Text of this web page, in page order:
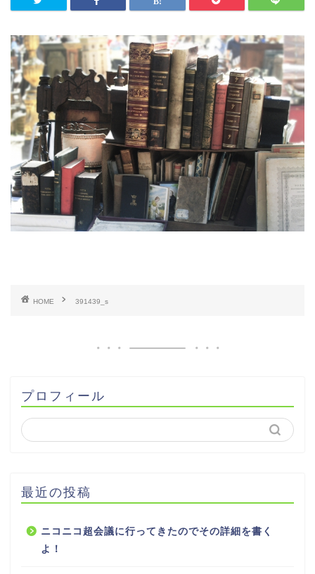
HOME 391439_s
プロフィール
最近の投稿
ニコニコ超会議に行ってきたのでその詳細を書く
よ！